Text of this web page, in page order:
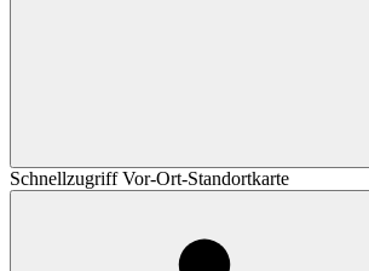
Schnellzugriff Vor-Ort-Standortkarte